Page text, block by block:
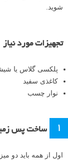
شوید.
تجهیزات مورد نیاز
پلکسی گلاس یا
کاغذی سفید
نوار چسب
۱ ساخت پس
اول از همه باید دو